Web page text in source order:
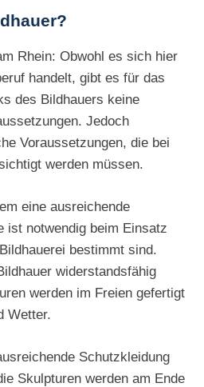
Rhein: Obwohl es sich hier
handelt, gibt es für das
des Bildhauers keine
Jedoch
Voraussetzungen, die bei
werden müssen.
eine ausreichende
ist notwendig beim Einsatz
bestimmt sind.
widerstandsfähig
werden im Freien gefertigt
Wetter.
Schutzkleidung
Skulpturen werden am Ende